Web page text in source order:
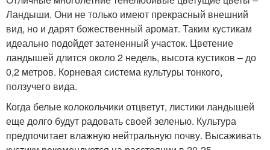
Ландыши. Они не только имеют прекрасный внешний
вид, но и дарят божественный аромат. Таким кустикам
идеально подойдет затененный участок. Цветение
ландышей длится около 2 недель, высота кустиков – до
0,2 метров. Корневая система культуры тонкого,
ползучего вида.
Когда белые колокольчики отцветут, листики ландышей
еще долго будут радовать своей зеленью. Культура
предпочитает влажную нейтральную почву. Высаживать